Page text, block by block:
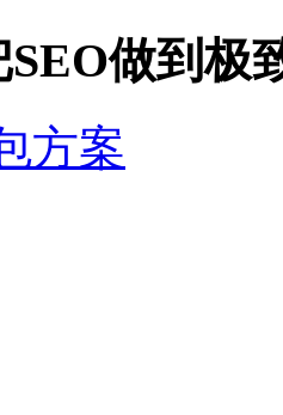
SEO做到极
方案